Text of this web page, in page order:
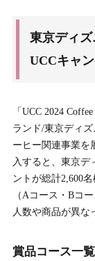
東京ディ
UCCキャ
「UCC 2024
ランド/東京ディ
ーヒー関連事業を
入すると、東京デ
ントが総計2,600
（Aコース・Bコ
人数や商品が異な
賞品コース一覧